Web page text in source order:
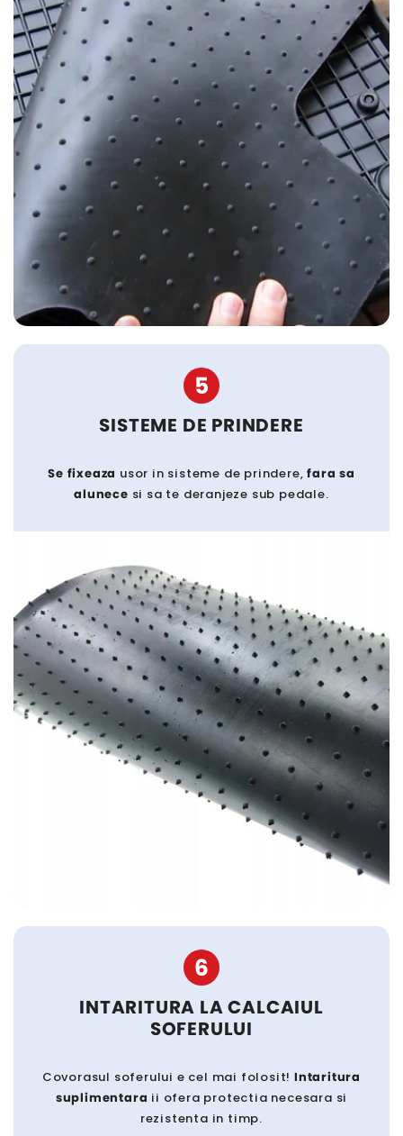
5
SISTEME DE PRINDERE
Se fixeaza usor in sisteme de prindere,fara sa
alunece si sa te deranjeze sub pedale.
6
INTARITURA LA CALCAIUL
SOFERULUI
Covorasul soferului e cel mai folosit!Intaritura
suplimentara ii ofera protectia necesara si
rezistenta in timp.